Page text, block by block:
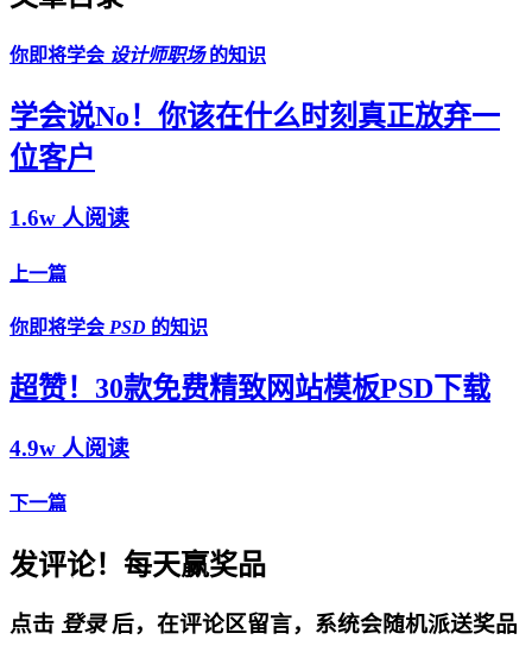
你即将学会 设计师职场的知识
学会说No！你该在什么时刻真正放弃一
位客户
1.6w 人阅读
上一篇
你即将学会 PSD 的知识
超赞！30款免费精致网站模板PSD下载
4.9w 人阅读
下一篇
发评论！每天赢奖品
点击 登录后，在评论区留言，系统会随机派送奖品